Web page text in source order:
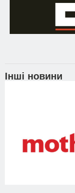
Інші новини